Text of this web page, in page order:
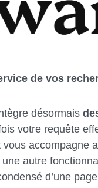
de vos
désormais
votre requête
accompagne
autre
d’une